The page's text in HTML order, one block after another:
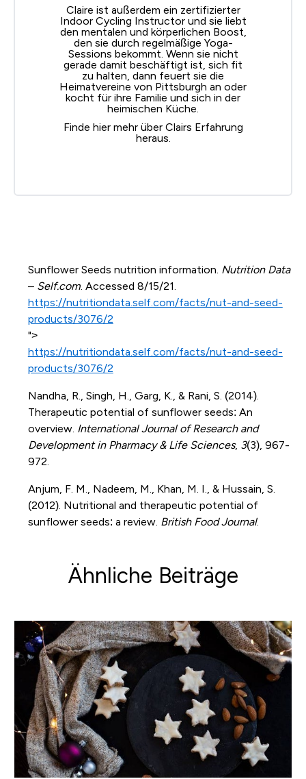
Claire ist außerdem ein zertifizierter
Indoor Cycling Instructor und sie liebt
den mentalen und körperlichen Boost,
den sie durch regelmäßige Yoga-
Sessions bekommt. Wenn sie nicht
gerade damit beschäftigt ist, sich fit
zu halten, dann feuert sie die
Heimatvereine von Pittsburgh an oder
kocht für ihre Familie und sich in der
heimischen Küche.
Finde hiermehr über Clairs Erfahrung
heraus.
Sunflower Seeds nutrition information. Nutrition Data
– Self.com. Accessed 8/15/21.
https://nutritiondata.self.com/facts/nut-and-seed-
products/3076/2
">
https://nutritiondata.self.com/facts/nut-and-seed-
products/3076/2
Nandha, R., Singh, H., Garg, K., & Rani, S. (2014).
Therapeutic potential of sunflower seeds: An
overview. International Journal of Research and
Development in Pharmacy & Life Sciences, 3(3), 967-
972.
Anjum, F. M., Nadeem, M., Khan, M. I., & Hussain, S.
(2012). Nutritional and therapeutic potential of
sunflower seeds: a review. British Food Journal.
Ähnliche Beiträge